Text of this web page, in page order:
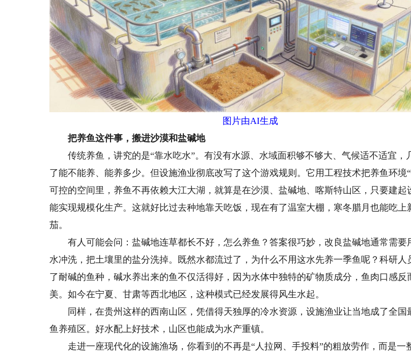
图片由AI生成
把养鱼这件事，搬进沙漠和盐碱地
传统养鱼，讲究的是“靠水吃水”。有没有水源、水域面积够不够大、气候适不适宜，
了能不能养、能养多少。但设施渔业彻底改写了这个游戏规则。它用工程技术把养鱼环境
可控的空间里，养鱼不再依赖大江大湖，就算是在沙漠、盐碱地、喀斯特山区，只要建起
能实现规模化生产。这就好比过去种地靠天吃饭，现在有了温室大棚，寒冬腊月也能吃上
茄。
有人可能会问：盐碱地连草都长不好，怎么养鱼？答案很巧妙，改良盐碱地通常需要
水冲洗，把土壤里的盐分洗掉。既然水都流过了，为什么不用这水先养一季鱼呢？科研人
了耐碱的鱼种，碱水养出来的鱼不仅活得好，因为水体中独特的矿物质成分，鱼肉口感反
美。如今在宁夏、甘肃等西北地区，这种模式已经发展得风生水起。
同样，在贵州这样的西南山区，凭借得天独厚的冷水资源，设施渔业让当地成了全国
鱼养殖区。好水配上好技术，山区也能成为水产重镇。
走进一座现代化的设施渔场，你看到的不再是“人拉网、手投料”的粗放劳作，而是一